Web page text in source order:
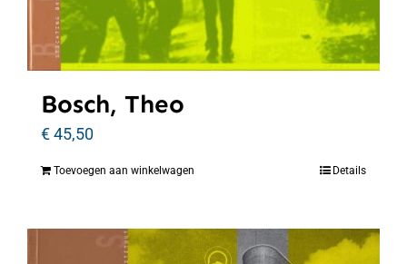
Bosch, Theo
€45,50
Toevoegen aan winkelwagen Details